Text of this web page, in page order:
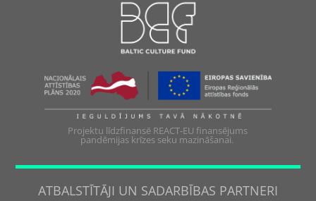
Projektu līdzfinansē REACT-EU finansējums
pandēmijas krīzes seku mazināšanai.
ATBALSTĪTĀJI UN SADARBĪBAS PARTNERI